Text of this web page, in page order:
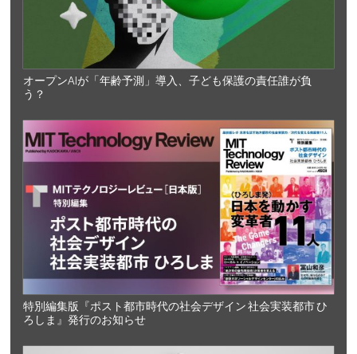
オープンAIが「年齢予測」導入、子ども保護の責任誰が負
う？
特別編集版『ポスト都市時代の社会デザイン 社会実装都市 ひ
ろしま』発行のお知らせ